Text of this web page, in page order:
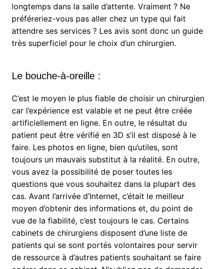
longtemps dans la salle d’attente. Vraiment ? Ne
préféreriez-vous pas aller chez un type qui fait
attendre ses services ? Les avis sont donc un guide
très superficiel pour le choix d’un chirurgien.
Le bouche-à-oreille :
C’est le moyen le plus fiable de choisir un chirurgien
car l’expérience est valable et ne peut être créée
artificiellement en ligne. En outre, le résultat du
patient peut être vérifié en 3D s’il est disposé à le
faire. Les photos en ligne, bien qu’utiles, sont
toujours un mauvais substitut à la réalité. En outre,
vous avez la possibilité de poser toutes les
questions que vous souhaitez dans la plupart des
cas. Avant l’arrivée d’Internet, c’était le meilleur
moyen d’obtenir des informations et, du point de
vue de la fiabilité, c’est toujours le cas. Certains
cabinets de chirurgiens disposent d’une liste de
patients qui se sont portés volontaires pour servir
de ressource à d’autres patients souhaitant se faire